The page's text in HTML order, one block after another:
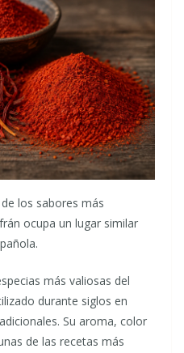
los sabores más
ocupa un lugar similar
más valiosas del
durante siglos en
Su aroma, color
de las recetas más